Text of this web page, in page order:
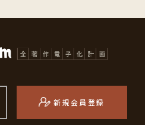
新規会員登録